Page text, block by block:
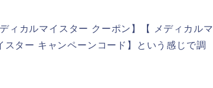
ィカルマイスター クーポン】【 メディカルマ
ター キャンペーンコード】という感じで調